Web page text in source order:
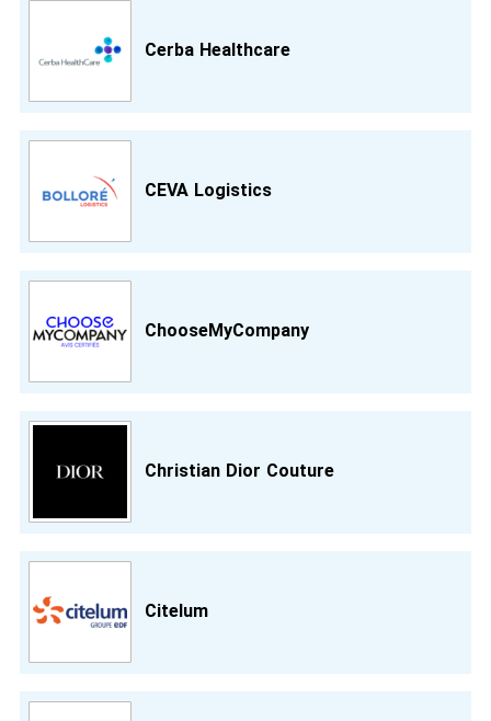
Cerba Healthcare
CEVA Logistics
ChooseMyCompany
Christian Dior Couture
Citelum